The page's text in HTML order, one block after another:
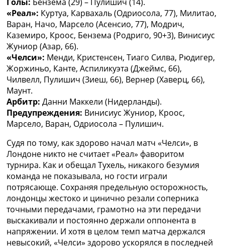
Украина. Премьер-Лига
Украина. Первая Лига
Лига Чемпионов
Англия. Премьер Лига
Испания. Ла Лига
Другие Турниры >>>
Таблицы
Таблицы групп Чемпионата Мира
Украина. Премьер-Лига
Украина. Первая Лига
Лига Чемпионов. Таблицы групп
Англия. Премьер-Лига
Испания. Ла Лига
Все таблицы >>>
Рейтинги
Рейтинг стран УЕФА
Рейтинг клубов УЕФА
Рейтинг ФИФА
ТВ программа
«Реал»: Куртуа, Карвахаль (Одриосола, 77), Милитао,
Варан, Начо, Марсело (Асенсио, 77), Модрич,
Каземиро, Кроос, Бензема (Родриго, 90+3), Винисиус
Жуниор (Азар, 66).
«Челси»: Менди, Кристенсен, Тиаго Силва, Рюдигер,
Жоржиньо, Канте, Аспиликуэта (Джеймс, 66),
Чилвелл, Пулишич (Зиеш, 66), Вернер (Хаверц, 66),
Маунт.
Арбитр: Данни Маккели (Нидерланды).
Предупреждения: Винисиус Жуниор, Кроос,
Марсело, Варан, Одриосола – Пулишич.
Судя по тому, как здорово начал матч «Челси», в
Лондоне никто не считает «Реал» фаворитом
турнира. Как и обещал Тухель, никакого безумия
команда не показывала, но гости играли
потрясающе. Сохраняя предельную осторожность,
лондонцы жестоко и цинично резали соперника
точными передачами, грамотно на эти передачи
выскакивали и постоянно держали оппонента в
напряжении. И хотя в целом темп матча держался
невысокий, «Челси» здорово ускорялся в последней